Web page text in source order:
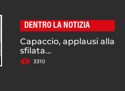
DENTRO LA NOTIZIA
Capaccio, applausi alla
sfilata...
3310